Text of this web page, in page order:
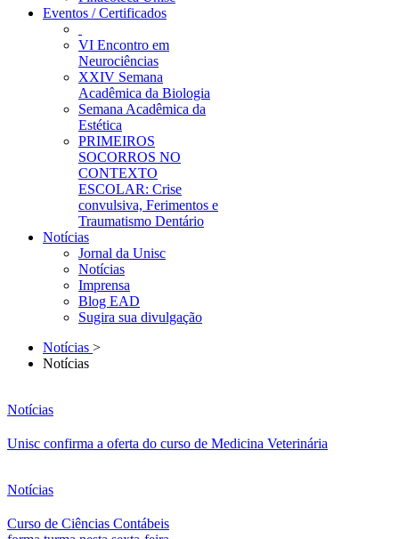
Eventos / Certificados
VI Encontro em
Neurociências
XXIV Semana
Acadêmica da Biologia
Semana Acadêmica da
Estética
PRIMEIROS
SOCORROS NO
CONTEXTO
ESCOLAR: Crise
convulsiva, Ferimentos e
Traumatismo Dentário
Notícias
Jornal da Unisc
Notícias
Imprensa
Blog EAD
Sugira sua divulgação
Notícias >
Notícias
Notícias
Unisc confirma a oferta do curso de Medicina Veterinária
Notícias
Curso de Ciências Contábeis